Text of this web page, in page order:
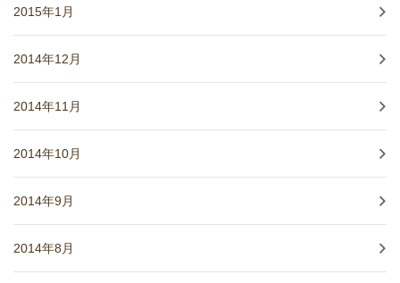
2015年1月
2014年12月
2014年11月
2014年10月
2014年9月
2014年8月